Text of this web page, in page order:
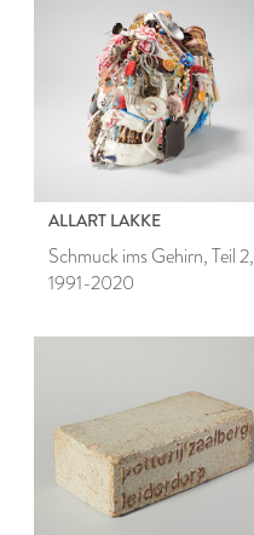
ALLART LAKKE
Schmuck ims Gehirn, Teil 2,
1991-2020